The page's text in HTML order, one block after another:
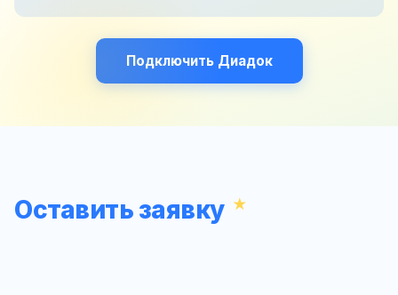
Подключить Диадок
Оставить заявку